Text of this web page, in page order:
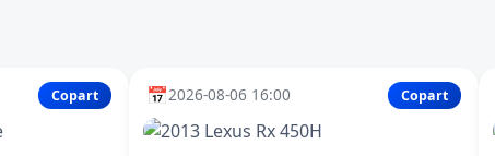
Copart 📅2026-08-06 16:00 Copart